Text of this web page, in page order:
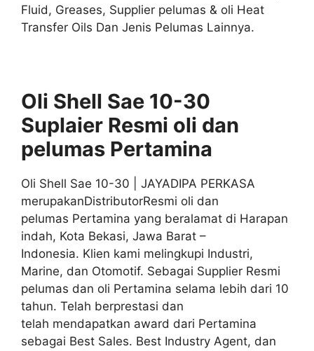
Fluid, Greases, Supplier pelumas & oli Heat
Transfer Oils Dan Jenis Pelumas Lainnya.
Oli Shell Sae 10-30
Suplaier Resmi oli dan
pelumas Pertamina
Oli Shell Sae 10-30 | JAYADIPA PERKASA
merupakanDistributorResmi oli dan
pelumas Pertamina yang beralamat di Harapan
indah, Kota Bekasi, Jawa Barat –
Indonesia. Klien kami melingkupi Industri,
Marine, dan Otomotif. Sebagai Supplier Resmi
pelumas dan oli Pertamina selama lebih dari 10
tahun. Telah berprestasi dan
telah mendapatkan award dari Pertamina
sebagai Best Sales. Best Industry Agent, dan